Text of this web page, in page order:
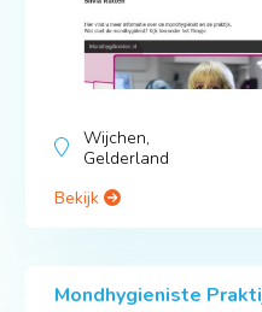
Wijchen,
Gelderland
Bekijk
Mondhygieniste